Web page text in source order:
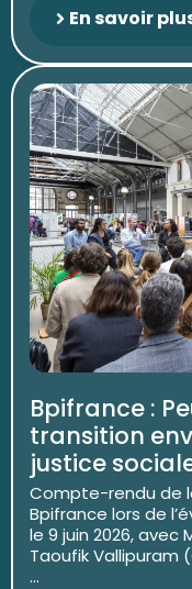
En savoir
Bpifrance :
transition
justice
Compte-rendu de
Bpifrance lors de
le 9 juin 2026, avec
Taoufik Vallipuram
...